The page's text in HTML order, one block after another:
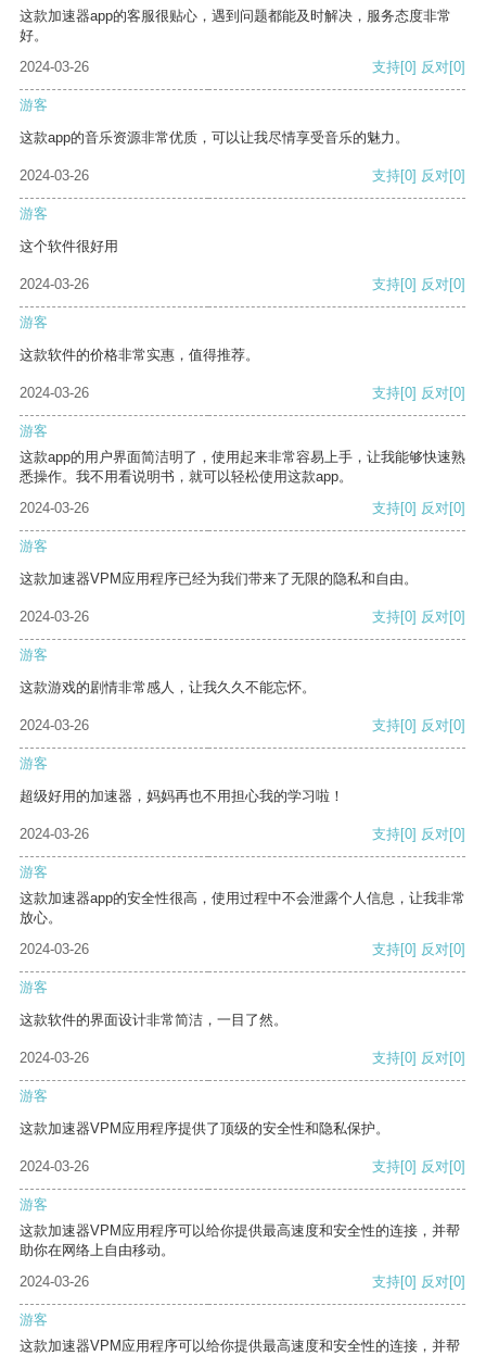
这款加速器app的客服很贴心，遇到问题都能及时解决，服务态度非常
好。
2024-03-26
支持[0] 反对[0]
游客
这款app的音乐资源非常优质，可以让我尽情享受音乐的魅力。
2024-03-26 支持[0] 反对[0]
游客
这个软件很好用
2024-03-26 支持[0] 反对[0]
游客
这款软件的价格非常实惠，值得推荐。
2024-03-26 支持[0] 反对[0]
游客
这款app的用户界面简洁明了，使用起来非常容易上手，让我能够快速熟
悉操作。我不用看说明书，就可以轻松使用这款app。
2024-03-26
支持[0] 反对[0]
游客
这款加速器VPM应用程序已经为我们带来了无限的隐私和自由。
2024-03-26 支持[0] 反对[0]
游客
这款游戏的剧情非常感人，让我久久不能忘怀。
2024-03-26 支持[0] 反对[0]
游客
超级好用的加速器，妈妈再也不用担心我的学习啦！
2024-03-26 支持[0] 反对[0]
游客
这款加速器app的安全性很高，使用过程中不会泄露个人信息，让我非常
放心。
2024-03-26
支持[0] 反对[0]
游客
这款软件的界面设计非常简洁，一目了然。
2024-03-26 支持[0] 反对[0]
游客
这款加速器VPM应用程序提供了顶级的安全性和隐私保护。
2024-03-26 支持[0] 反对[0]
游客
这款加速器VPM应用程序可以给你提供最高速度和安全性的连接，并帮
助你在网络上自由移动。
2024-03-26
支持[0] 反对[0]
游客
这款加速器VPM应用程序可以给你提供最高速度和安全性的连接，并帮